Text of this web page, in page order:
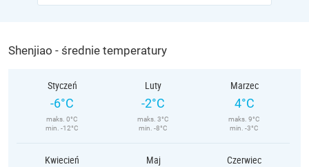
Shenjiao - średnie temperatury
Styczeń
-6°C
maks. 0°C
min. -12°C
Luty
-2°C
maks. 3°C
min. -8°C
Marzec
4°C
maks. 9°C
min. -3°C
Kwiecień Maj Czerwiec